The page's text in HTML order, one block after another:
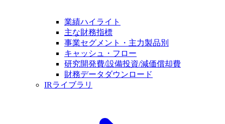
業績ハイライト
主な財務指標
事業セグメント・主力製品別
キャッシュ・フロー
研究開発費/設備投資/減価償却費
財務データダウンロード
IRライブラリ